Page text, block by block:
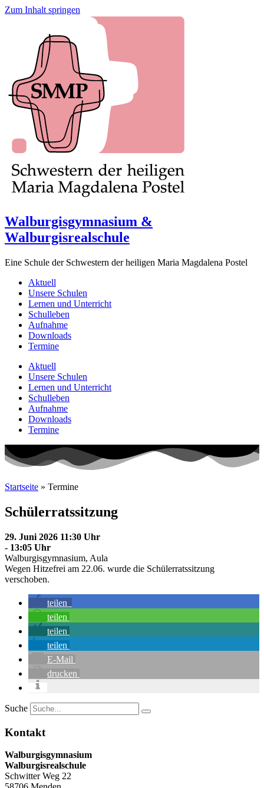
Zum Inhalt springen
Walburgisgymnasium &
Walburgisrealschule
Eine Schule der Schwestern der heiligen Maria Magdalena Postel
Aktuell
Unsere Schulen
Lernen und Unterricht
Schulleben
Aufnahme
Downloads
Termine
Aktuell
Unsere Schulen
Lernen und Unterricht
Schulleben
Aufnahme
Downloads
Termine
Startseite » Termine
Schülerratssitzung
29. Juni 2026 11:30 Uhr
- 13:05 Uhr
Walburgisgymnasium, Aula
Wegen Hitzefrei am 22.06. wurde die Schülerratssitzung
verschoben.
teilen
teilen
teilen
teilen
E-Mail
drucken
Suche
Kontakt
Walburgisgymnasium
Walburgisrealschule
Schwitter Weg 22